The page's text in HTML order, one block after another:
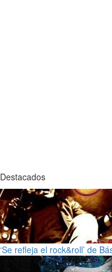
Destacados
‘Se refleja el rock&roll’ de